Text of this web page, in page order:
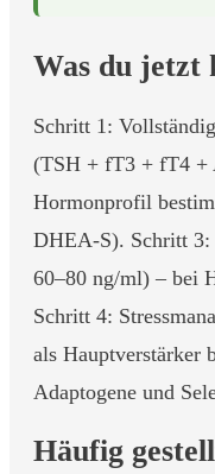
Was du jetzt
Schritt 1:
(TSH + fT3 + fT4 +
Hormonprofil
DHEA-S). Schritt
60–80 ng/ml) – bei
Schritt 4:
als Hauptverstärker
Adaptogene und
Häufig